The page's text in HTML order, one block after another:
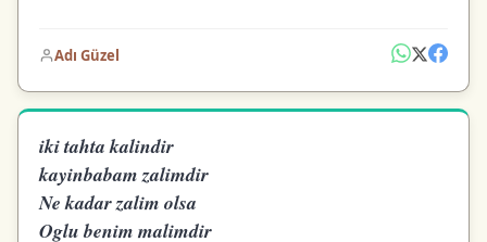
Adı Güzel
iki tahta kalindir
kayinbabam zalimdir
Ne kadar zalim olsa
Oglu benim malimdir